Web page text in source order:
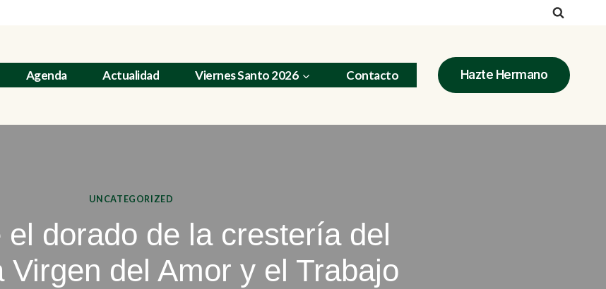
Agenda Actualidad Viernes Santo 2026 Contacto Hazte Hermano
UNCATEGORIZED
el dorado de la crestería del
Virgen del Amor y el Trabajo